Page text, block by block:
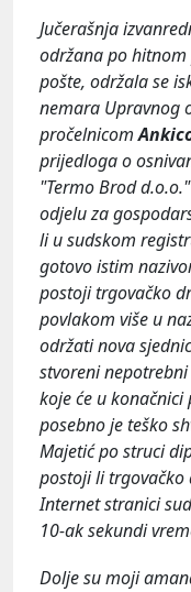
Jučerašnja
održana po
pošte, održala se
nemara Upravnog
pročelnicom
prijedloga o
"Termo Brod
odjelu za
li u sudskom
gotovo istim
postoji trgovačko
povlakom više u
održati nova
stvoreni
koje će u
posebno je teško
Majetić po struci
postoji li trgovačko
Internet stranici
10-ak sekundi
Dolje su moji